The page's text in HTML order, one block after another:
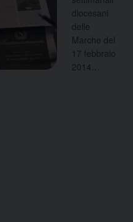
diocesani
delle
Marche del
17 febbraio
2014…